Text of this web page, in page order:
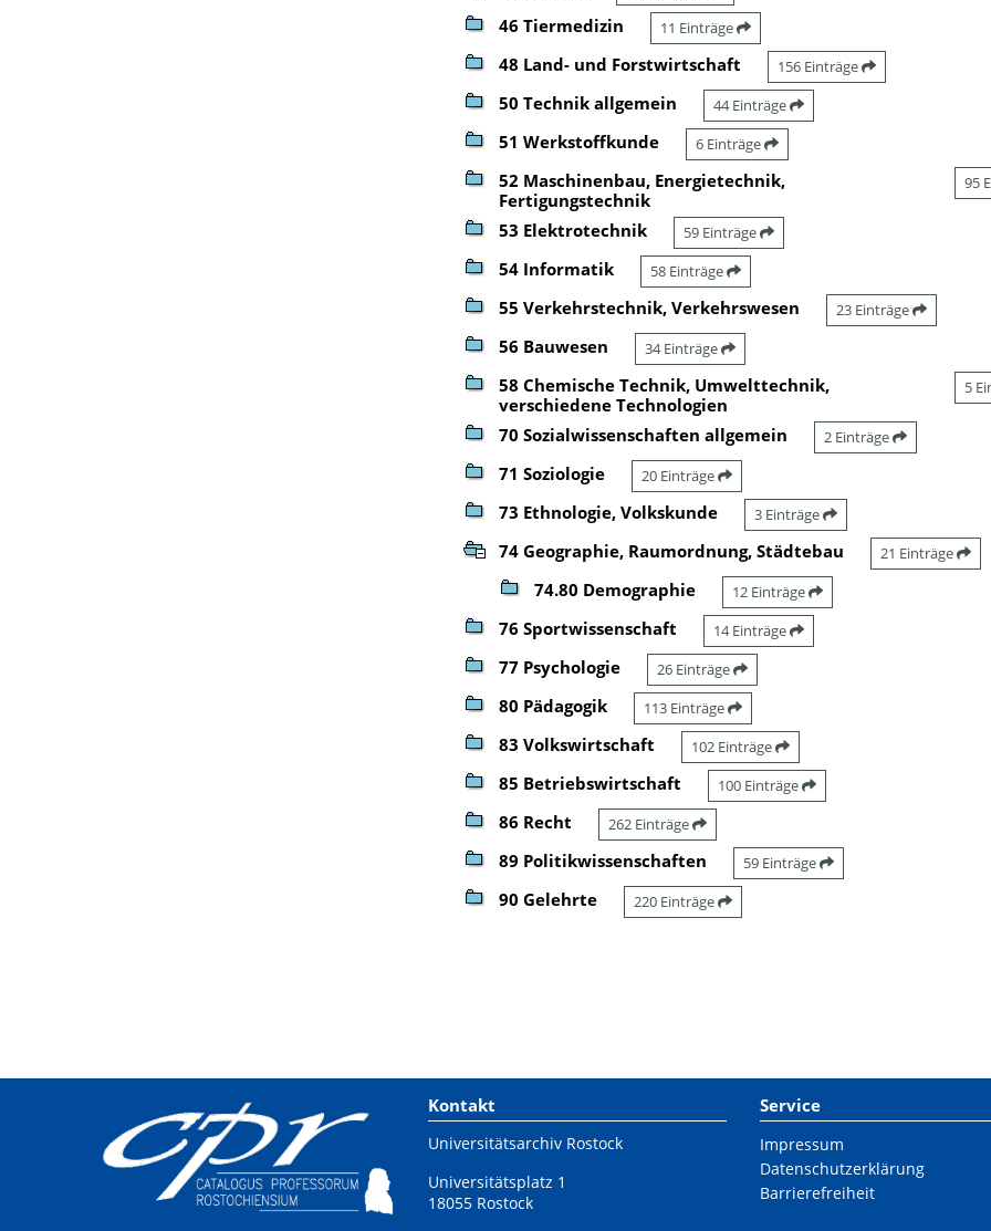
46 Tiermedizin 11 Einträge
48 Land- und Forstwirtschaft 156 Einträge
50 Technik allgemein 44 Einträge
51 Werkstoffkunde 6 Einträge
52 Maschinenbau, Energietechnik,
Fertigungstechnik
95
53 Elektrotechnik 59 Einträge
54 Informatik 58 Einträge
55 Verkehrstechnik, Verkehrswesen 23 Einträge
56 Bauwesen 34 Einträge
58 Chemische Technik, Umwelttechnik,
verschiedene Technologien
5
70 Sozialwissenschaften allgemein 2 Einträge
71 Soziologie 20 Einträge
73 Ethnologie, Volkskunde 3 Einträge
74 Geographie, Raumordnung, Städtebau 21 Einträge
74.80 Demographie 12 Einträge
76 Sportwissenschaft 14 Einträge
77 Psychologie 26 Einträge
80 Pädagogik 113 Einträge
83 Volkswirtschaft 102 Einträge
85 Betriebswirtschaft 100 Einträge
86 Recht 262 Einträge
89 Politikwissenschaften 59 Einträge
90 Gelehrte 220 Einträge
Kontakt
Universitätsarchiv Rostock
Universitätsplatz 1
18055 Rostock
Service
Impressum
Datenschutzerklärung
Barrierefreiheit